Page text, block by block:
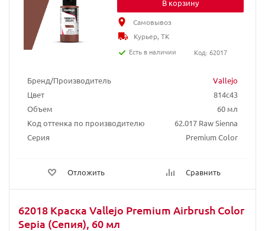
Бренд/Производитель
Vallejo
Цвет
814c43
Объем
60 мл
Код оттенка по производителю
62.017 Raw Sienna
Серия
Premium Color
Отложить Сравнить
В корзину
Самовывоз
Курьер, ТК
Есть в наличии
Код: 62017
62018 Краска Vallejo Premium Airbrush Color
Sepia (Сепия), 60 мл